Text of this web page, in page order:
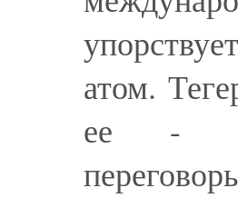
атом.
ее -